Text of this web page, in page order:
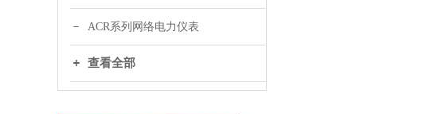
ACR系列网络电力仪表
查看全部